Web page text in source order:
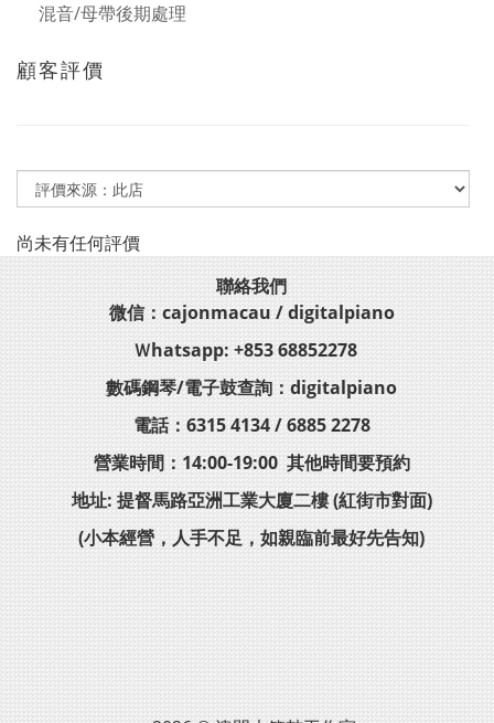
混音/母帶後期處理
顧客評價
尚未有任何評價
聯絡我們
微信：cajonmacau / digitalpiano
Ｗhatsapp: +853 68852278
數碼鋼琴/電子鼓查詢：digitalpiano
電話：6315 4134 / 6885 2278
營業時間：14:00-19:00 其他時間要預約
地址: 提督馬路亞洲工業大廈二樓 (紅街市對面)
(小本經營，人手不足，如親臨前最好先告知)